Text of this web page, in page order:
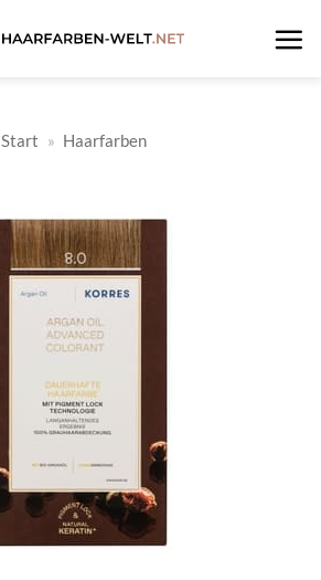
Start » Haarfarben